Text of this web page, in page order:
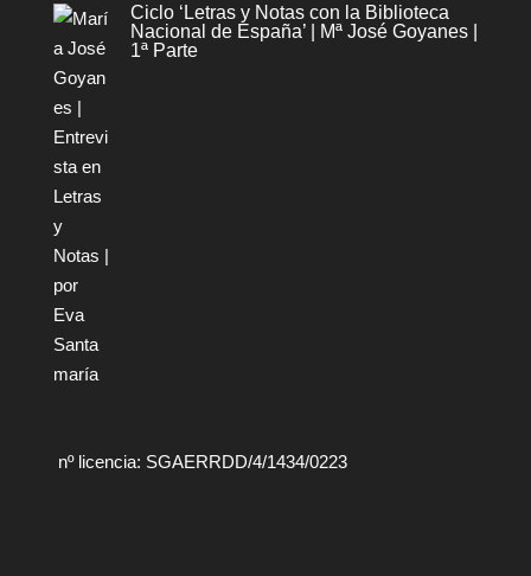
Ciclo ‘Letras y Notas con la Biblioteca
Nacional de España’ | Mª José Goyanes |
1ª Parte
nº licencia: SGAERRDD/4/1434/0223